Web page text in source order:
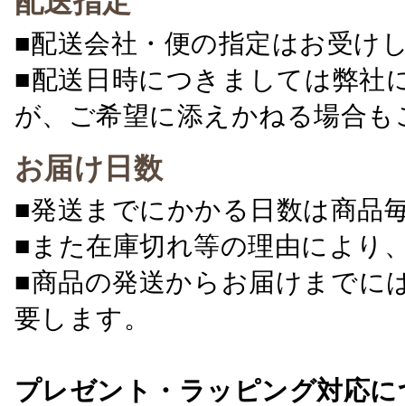
■配送会社・便の指定はお受け
■配送日時につきましては弊社
が、ご希望に添えかねる場合
お届け日数
■発送までにかかる日数は商品
■また在庫切れ等の理由により
■商品の発送からお届けまでに
要します。
プレゼント・ラッピング対応